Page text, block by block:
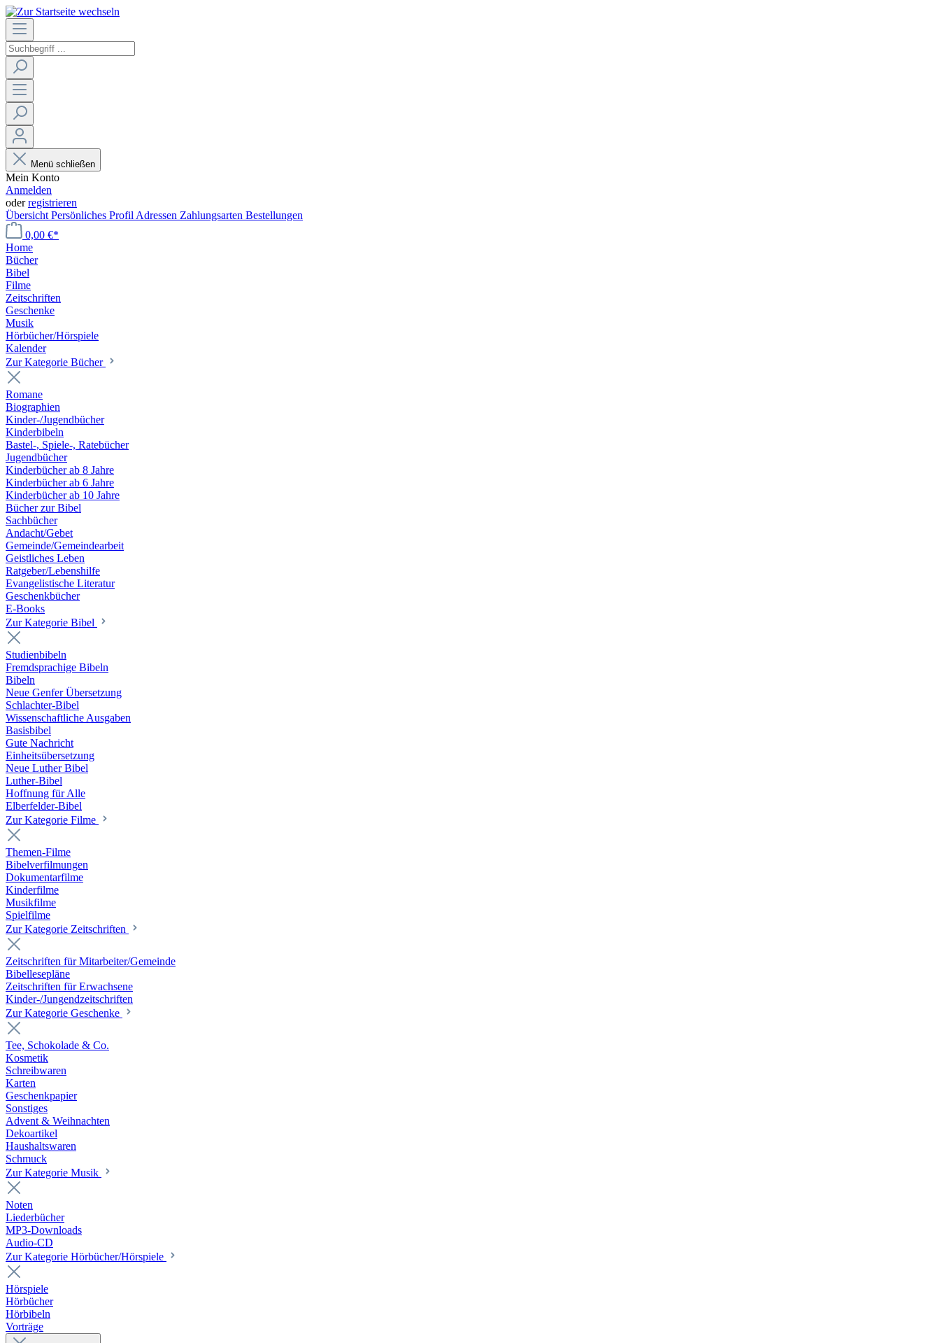
Menü schließen
Mein Konto
Anmelden
oderregistrieren
Übersicht Persönliches Profil Adressen Zahlungsarten Bestellungen
0,00 €*
Home
Bücher
Bibel
Filme
Zeitschriften
Geschenke
Musik
Hörbücher/Hörspiele
Kalender
Zur Kategorie Bücher
Romane
Biographien
Kinder-/Jugendbücher
Kinderbibeln
Bastel-, Spiele-, Ratebücher
Jugendbücher
Kinderbücher ab 8 Jahre
Kinderbücher ab 6 Jahre
Kinderbücher ab 10 Jahre
Bücher zur Bibel
Sachbücher
Andacht/Gebet
Gemeinde/Gemeindearbeit
Geistliches Leben
Ratgeber/Lebenshilfe
Evangelistische Literatur
Geschenkbücher
E-Books
Zur Kategorie Bibel
Studienbibeln
Fremdsprachige Bibeln
Bibeln
Neue Genfer Übersetzung
Schlachter-Bibel
Wissenschaftliche Ausgaben
Basisbibel
Gute Nachricht
Einheitsübersetzung
Neue Luther Bibel
Luther-Bibel
Hoffnung für Alle
Elberfelder-Bibel
Zur Kategorie Filme
Themen-Filme
Bibelverfilmungen
Dokumentarfilme
Kinderfilme
Musikfilme
Spielfilme
Zur Kategorie Zeitschriften
Zeitschriften für Mitarbeiter/Gemeinde
Bibellesepläne
Zeitschriften für Erwachsene
Kinder-/Jungendzeitschriften
Zur Kategorie Geschenke
Tee, Schokolade & Co.
Kosmetik
Schreibwaren
Karten
Geschenkpapier
Sonstiges
Advent & Weihnachten
Dekoartikel
Haushaltswaren
Schmuck
Zur Kategorie Musik
Noten
Liederbücher
MP3-Downloads
Audio-CD
Zur Kategorie Hörbücher/Hörspiele
Hörspiele
Hörbücher
Hörbibeln
Vorträge